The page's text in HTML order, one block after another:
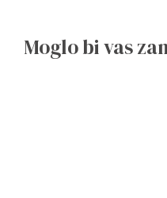
Moglo bi vas